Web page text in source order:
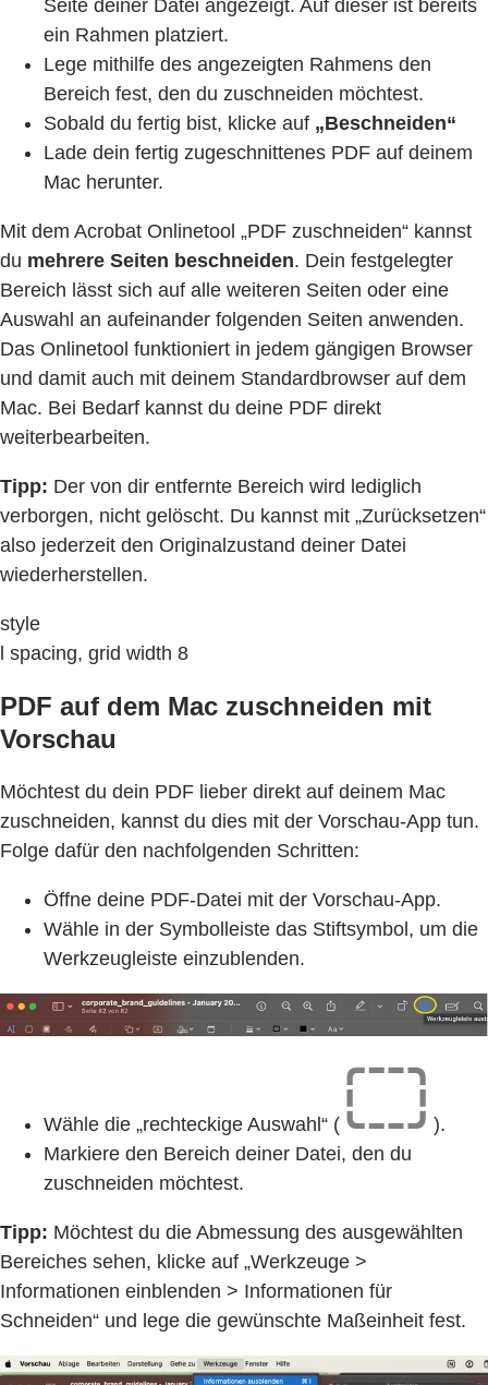
Seite deiner Datei angezeigt. Auf dieser ist bereits
ein Rahmen platziert.
Lege mithilfe des angezeigten Rahmens den
Bereich fest, den du zuschneiden möchtest.
Sobald du fertig bist, klicke auf „Beschneiden“
Lade dein fertig zugeschnittenes PDF auf deinem
Mac herunter.
Mit dem Acrobat Onlinetool „PDF zuschneiden“ kannst
du mehrere Seiten beschneiden. Dein festgelegter
Bereich lässt sich auf alle weiteren Seiten oder eine
Auswahl an aufeinander folgenden Seiten anwenden.
Das Onlinetool funktioniert in jedem gängigen Browser
und damit auch mit deinem Standardbrowser auf dem
Mac. Bei Bedarf kannst du deine PDF direkt
weiterbearbeiten.
Tipp: Der von dir entfernte Bereich wird lediglich
verborgen, nicht gelöscht. Du kannst mit „Zurücksetzen“
also jederzeit den Originalzustand deiner Datei
wiederherstellen.
style
l spacing, grid width 8
PDF auf dem Mac zuschneiden mit
Vorschau
Möchtest du dein PDF lieber direkt auf deinem Mac
zuschneiden, kannst du dies mit der Vorschau-App tun.
Folge dafür den nachfolgenden Schritten:
Öffne deine PDF-Datei mit der Vorschau-App.
Wähle in der Symbolleiste das Stiftsymbol, um die
Werkzeugleiste einzublenden.
Wähle die „rechteckige Auswahl“ (
).
Markiere den Bereich deiner Datei, den du
zuschneiden möchtest.
Tipp: Möchtest du die Abmessung des ausgewählten
Bereiches sehen, klicke auf „Werkzeuge >
Informationen einblenden > Informationen für
Schneiden“ und lege die gewünschte Maßeinheit fest.